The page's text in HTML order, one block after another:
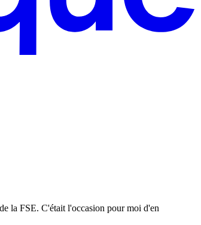
la FSE. C'était l'occasion pour moi d'en